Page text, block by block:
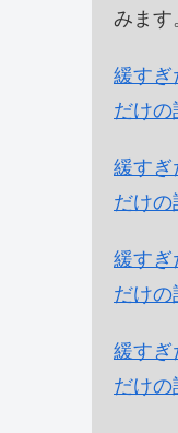
みます
緩すぎ
だけの
緩すぎ
だけの
緩すぎ
だけの
緩すぎ
だけの